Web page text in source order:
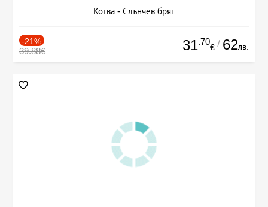
Котва - Слънчев бряг
-21%
39.88€ 31.70
€ / 62лв.